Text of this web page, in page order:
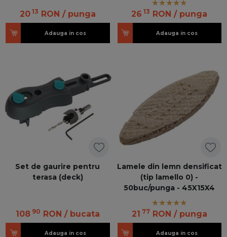
2013 RON / punga
Adauga in cos
26 13 RON / punga
Adauga in cos
Set de gaurire pentru
terasa (deck)
108 90 RON / bucata
Adauga in cos
Lamele din lemn densificat
(tip lamello 0) -
50buc/punga - 45X15X4
21 77 RON / punga
Adauga in cos